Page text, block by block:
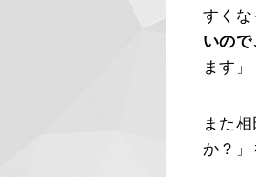
すくな
いの
ます」
また
か？」